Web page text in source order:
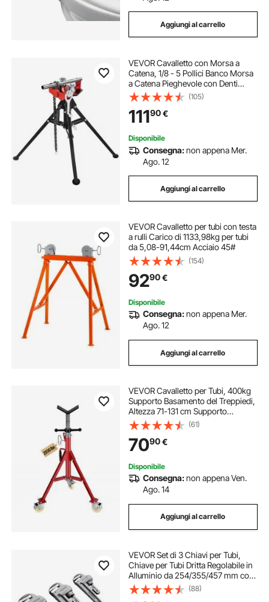
Aggiungi al carrello
VEVOR Cavalletto con Morsa a
Catena, 1/8 - 5 Pollici Banco Morsa
a Catena Pieghevole con Denti
Temprati, Morsa per Tubi a Catena
con Supporti in Gomma per
Riparazioni di Bricolage e
Domestico TP-425
(105)
11190€
Disponibile
Consegna:non appena Mer.
Ago. 12
Aggiungi al carrello
VEVOR Cavalletto per tubi con testa
a rulli Carico di 1133,98kg per tubi
da 5,08-91,44cm Acciaio 45#
(154)
9290€
Disponibile
Consegna:non appena Mer.
Ago. 12
Aggiungi al carrello
VEVOR Cavalletto per Tubi, 400kg
Supporto Basamento del Treppiedi,
Altezza 71-131 cm Supporto
Professionale Treppiede, Cavalletto
per Tubi con Supporto a V per Tubi
0,32-30,48 cm, Cavalletto Tubi
(61)
7090€
Disponibile
Consegna:non appena Ven.
Ago. 14
Aggiungi al carrello
VEVOR Set di 3 Chiavi per Tubi,
Chiave per Tubi Dritta Regolabile in
Alluminio da 254/355/457 mm con
Ganascia Resistenza e Impugnatura
Ergonomica, Design Appeso,
(88)